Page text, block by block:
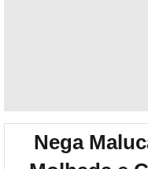
Nega